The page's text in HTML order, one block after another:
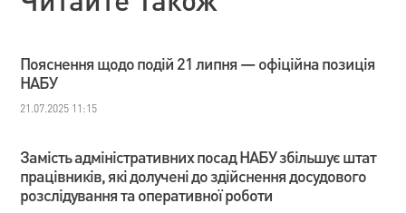
Пояснення щодо подій 21 липня — офіційна позиція
НАБУ
21.07.2025 11:15
Замість адміністративних посад НАБУ збільшує штат
працівників, які долучені до здійснення досудового
розслідування та оперативної роботи